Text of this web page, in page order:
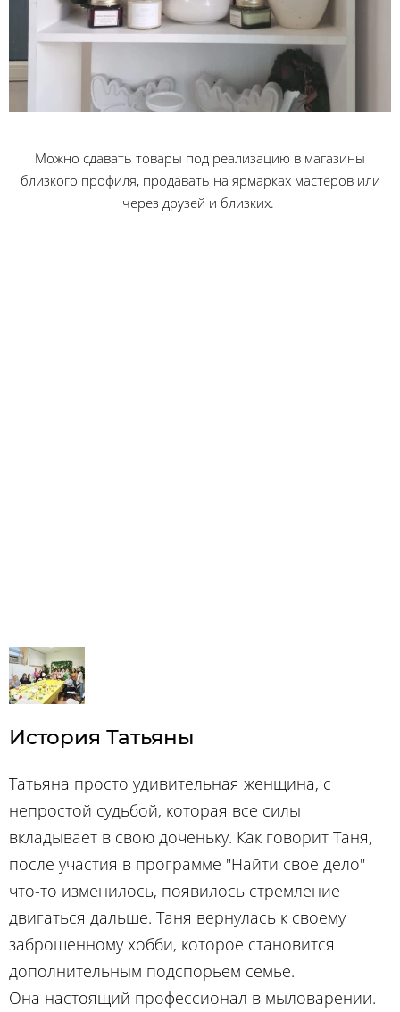
Можно сдавать товары под реализацию в магазины
близкого профиля, продавать на ярмарках мастеров или
через друзей и близких.
История Татьяны
Татьяна просто удивительная женщина, с
непростой судьбой, которая все силы
вкладывает в свою доченьку. Как говорит Таня,
после участия в программе "Найти свое дело"
что-то изменилось, появилось стремление
двигаться дальше. Таня вернулась к своему
заброшенному хобби, которое становится
дополнительным подспорьем семье.
Она настоящий профессионал в мыловарении.